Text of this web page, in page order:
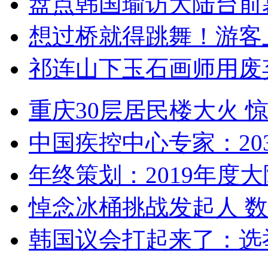
想过桥就得跳舞！游客
祁连山下玉石画师用
重庆30层居民楼大火
中国疾控中心专家：
年终策划：2019年度
悼念冰桶挑战发起人
韩国议会打起来了：